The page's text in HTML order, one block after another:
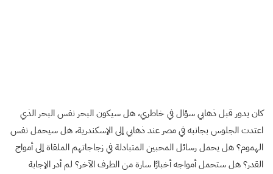
كان يدور قبل ذهابي سؤال في خاطري، هل سيكون البحر نفس البحر الذي
اعتدت الجلوس بجانبه في مصر عند ذهابي إلى الإسكندرية، هل سيحمل نفس
الهموم؟ هل يحمل رسائل المحبين المتبادلة في زجاجاتهم الملقاة إلى أمواج
القدر؟ هل ستحمل أمواجه أخبارًا سارة من الطرف الآخر؟ لم أدر الإجابة